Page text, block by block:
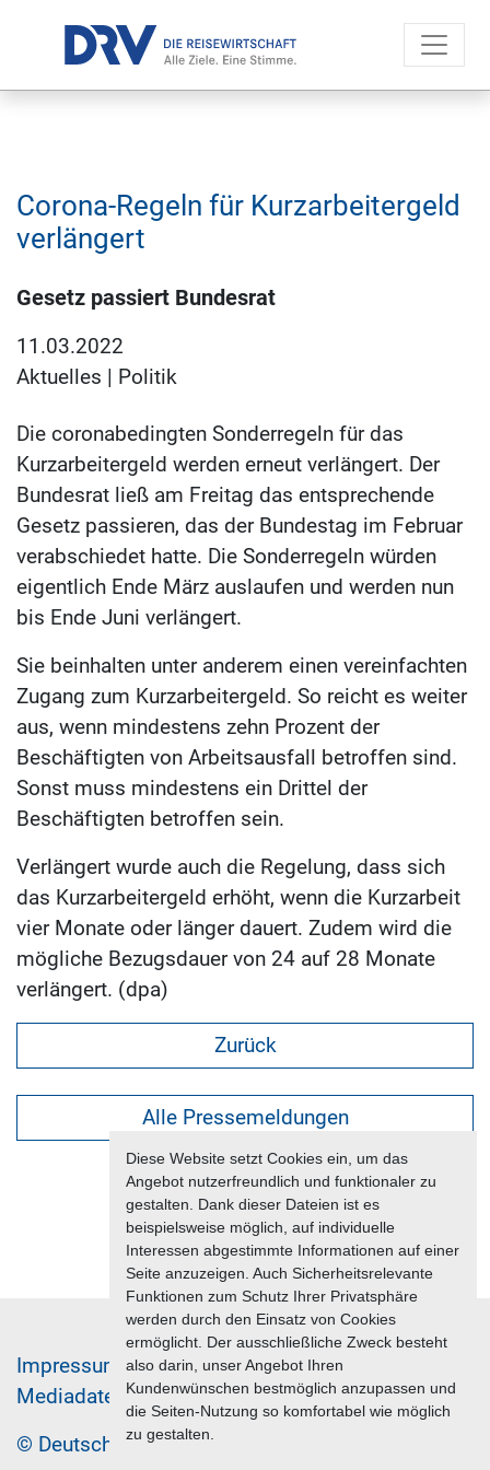
Diese Website setzt Cookies ein, um das
Angebot nutzerfreundlich und funktionaler zu
gestalten. Dank dieser Dateien ist es
beispielsweise möglich, auf individuelle
Interessen abgestimmte Informationen auf einer
Seite anzuzeigen. Auch Sicherheitsrelevante
Funktionen zum Schutz Ihrer Privatsphäre
werden durch den Einsatz von Cookies
ermöglicht. Der ausschließliche Zweck besteht
also darin, unser Angebot Ihren
Kundenwünschen bestmöglich anzupassen und
die Seiten-Nutzung so komfortabel wie möglich
zu gestalten.
Corona-Regeln für Kurzarbeitergeld
verlängert
Gesetz passiert Bundesrat
11.03.2022
Aktuelles | Politik
Die coronabedingten Sonderregeln für das
Kurzarbeitergeld werden erneut verlängert. Der
Bundesrat ließ am Freitag das entsprechende
Gesetz passieren, das der Bundestag im Februar
verabschiedet hatte. Die Sonderregeln würden
eigentlich Ende März auslaufen und werden nun
bis Ende Juni verlängert.
Sie beinhalten unter anderem einen vereinfachten
Zugang zum Kurzarbeitergeld. So reicht es weiter
aus, wenn mindestens zehn Prozent der
Beschäftigten von Arbeitsausfall betroffen sind.
Sonst muss mindestens ein Drittel der
Beschäftigten betroffen sein.
Verlängert wurde auch die Regelung, dass sich
das Kurzarbeitergeld erhöht, wenn die Kurzarbeit
vier Monate oder länger dauert. Zudem wird die
mögliche Bezugsdauer von 24 auf 28 Monate
verlängert. (dpa)
Zurück
Alle Pressemeldungen
Im­pres­sum & Da­ten­schutz
Me­di­a­da­ten & Mar­ke­ting­leis­tun­gen
Jobs
© Deutscher Reiseverband 2026